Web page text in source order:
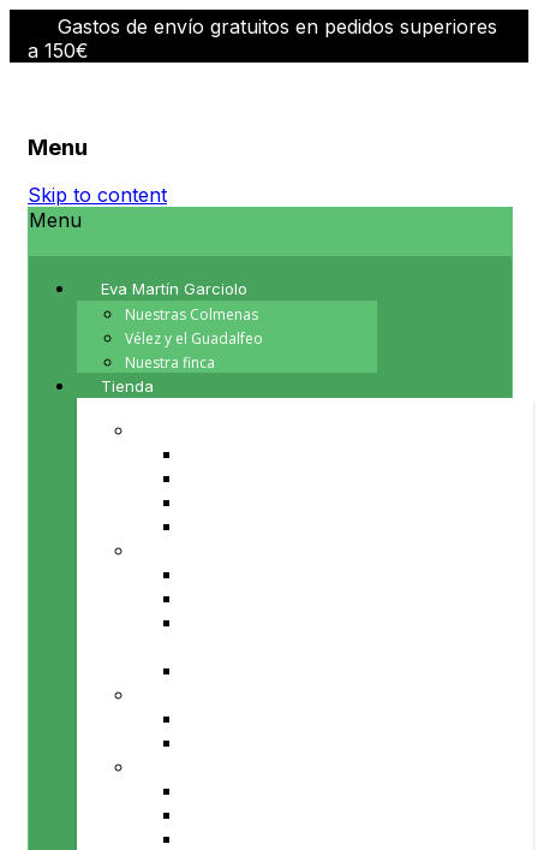
Gastos de envío gratuitos en pedidos superiores
a 150€
Menu
Skip to content
Menu
Eva Martín Garciolo
Nuestras Colmenas
Vélez y el Guadalfeo
Nuestra finca
Tienda